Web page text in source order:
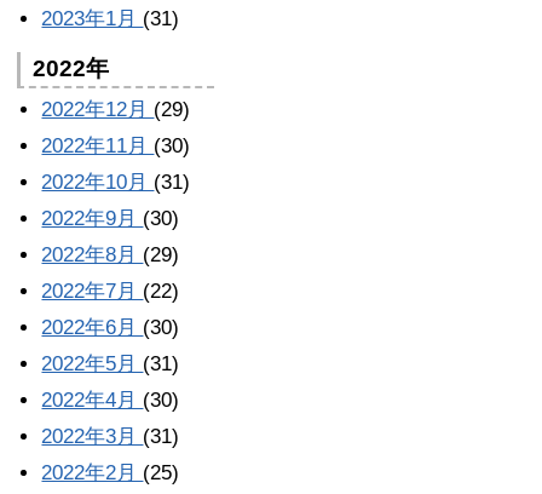
2023年1月 (31)
2022年
2022年12月 (29)
2022年11月 (30)
2022年10月 (31)
2022年9月 (30)
2022年8月 (29)
2022年7月 (22)
2022年6月 (30)
2022年5月 (31)
2022年4月 (30)
2022年3月 (31)
2022年2月 (25)